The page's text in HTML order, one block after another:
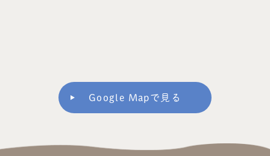
Google Mapで見る